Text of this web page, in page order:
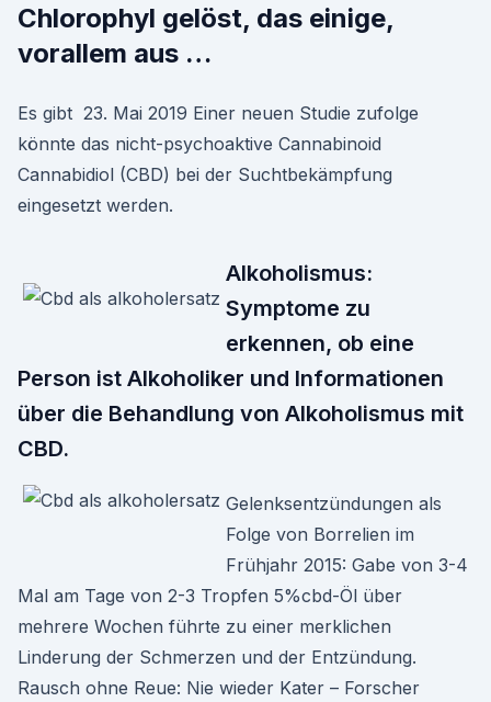
Chlorophyl gelöst, das einige,
vorallem aus …
Es gibt 23. Mai 2019 Einer neuen Studie zufolge
könnte das nicht-psychoaktive Cannabinoid
Cannabidiol (CBD) bei der Suchtbekämpfung
eingesetzt werden.
Alkoholismus:
Symptome zu
erkennen, ob eine
Person ist Alkoholiker und Informationen
über die Behandlung von Alkoholismus mit
CBD.
Gelenksentzündungen als
Folge von Borrelien im
Frühjahr 2015: Gabe von 3-4
Mal am Tage von 2-3 Tropfen 5%cbd-Öl über
mehrere Wochen führte zu einer merklichen
Linderung der Schmerzen und der Entzündung.
Rausch ohne Reue: Nie wieder Kater – Forscher